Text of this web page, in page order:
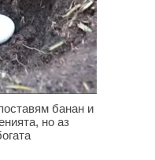
банан и
но аз